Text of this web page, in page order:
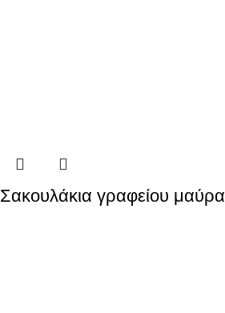
Σακουλάκια γραφείου μαύρα